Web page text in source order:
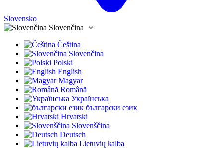
Slovensko
Slovenčina
Čeština
Slovenčina
Polski
English
Magyar
Română
Українська
български език
Hrvatski
Slovenščina
Deutsch
Lietuvių kalba